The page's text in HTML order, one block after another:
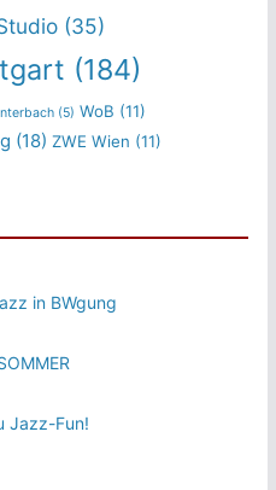
(35)
(184)
(5) WoB (11)
(18) ZWE Wien (11)